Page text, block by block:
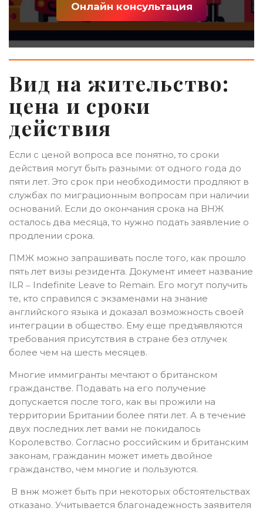
Онлайн консультация
Вид на жительство:
цена и сроки
действия
Если с ценой вопроса все понятно, то сроки
действия могут быть разными: от одного года до
пяти лет. Это срок при необходимости продляют в
службах по миграционным вопросам при наличии
оснований. Если до окончания срока на ВНЖ
осталось два месяца, то нужно подать заявление о
продлении срока.
ПМЖ можно запрашивать после того, как прошло
пять лет визы резидента. Документ имеет название
ILR ‒ Indefinite Leave to Remain. Его могут получить
те, кто справился с экзаменами на знание
английского языка и доказал возможность своей
интеграции в общество. Ему еще предъявляются
требования присутствия в стране без отлучек
более чем на шесть месяцев.
Многие иммигранты мечтают о британском
гражданстве. Подавать на его получение
допускается после того, как вы прожили на
территории Британии более пяти лет. А в течение
двух последних лет вами не покидалось
Королевство. Согласно российским и британским
законам, гражданин может иметь двойное
гражданство, чем многие и пользуются.
В внж может быть при некоторых обстоятельствах
отказано. Учитывается благонадежность заявителя